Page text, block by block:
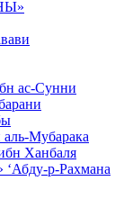
ас-Сунни
аль-Мубарака
Ханбаля
‘Абду-р-Рахмана